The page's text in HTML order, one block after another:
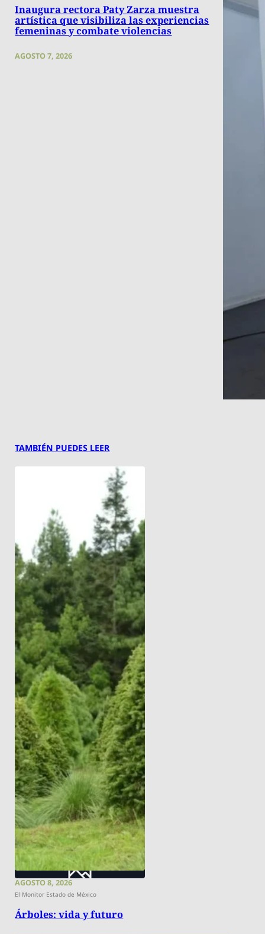
Inaugura rectora Paty Zarza muestra
artística que visibiliza las experiencias
femeninas y combate violencias
AGOSTO 7, 2026
TAMBIÉN PUEDES LEER
AGOSTO 8, 2026
El Monitor Estado de México
Árboles: vida y futuro